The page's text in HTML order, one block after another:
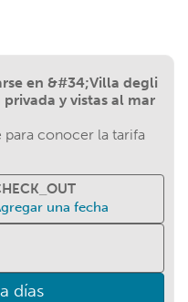
en &#34;Villa degli
y vistas al mar
para conocer la tarifa
una fecha
días